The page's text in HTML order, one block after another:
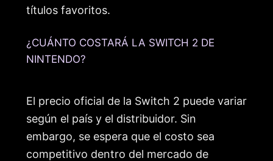
títulos favoritos.
¿CUÁNTO COSTARÁ LA SWITCH 2 DE
NINTENDO?
El precio oficial de la Switch 2 puede variar
según el país y el distribuidor. Sin
embargo, se espera que el costo sea
competitivo dentro del mercado de